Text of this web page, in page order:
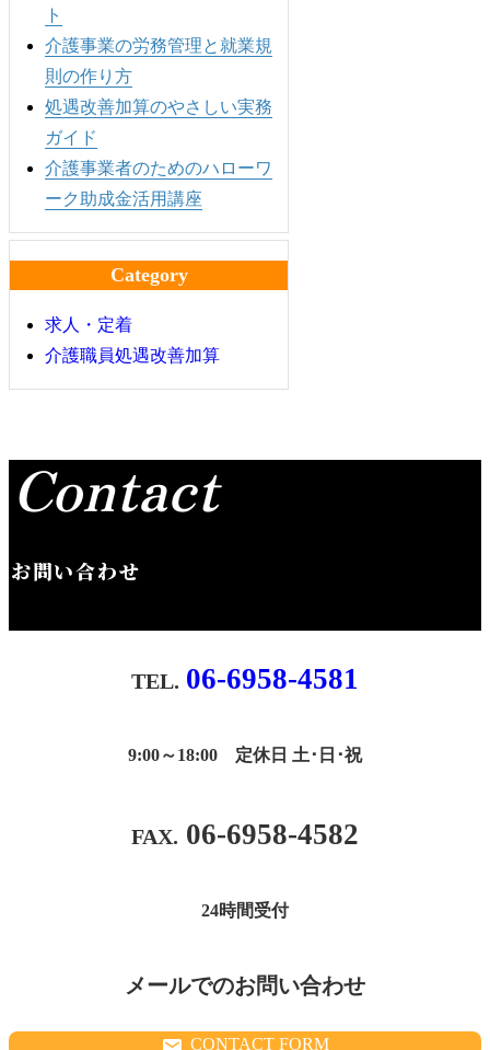
ト
介護事業の労務管理と就業規
則の作り方
処遇改善加算のやさしい実務
ガイド
介護事業者のためのハローワ
ーク助成金活用講座
Category
求人・定着
介護職員処遇改善加算
Contact
お問い合わせ
06-6958-4581
9:00～18:00 定休日 土･日･祝
06-6958-4582
24時間受付
メールでのお問い合わせ
CONTACT FORM